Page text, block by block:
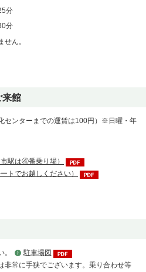
分
分
ん。
来館
センターまでの運賃は100円）※日曜・年
駅は④番乗り場）
トでお越しください）
。
駐車場図
非常に手狭でございます。乗り合わせ等